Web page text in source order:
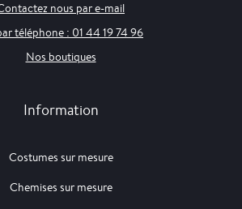
nous par e-mail
téléphone : 01 44 19 74 96
Nos boutiques
Information
Costumes sur mesure
Chemises sur mesure